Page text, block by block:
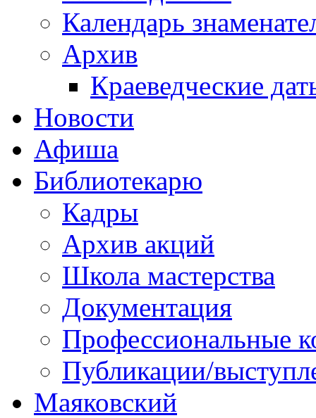
Календарь
Архив
Краеведческие
Новости
Афиша
Библиотекарю
Кадры
Архив акций
Школа мастерства
Документация
Профессиональные
Публикации/
Маяковский